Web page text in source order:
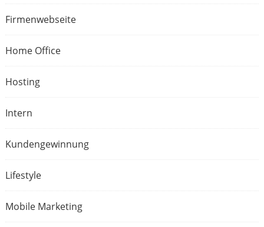
Firmenwebseite
Home Office
Hosting
Intern
Kundengewinnung
Lifestyle
Mobile Marketing